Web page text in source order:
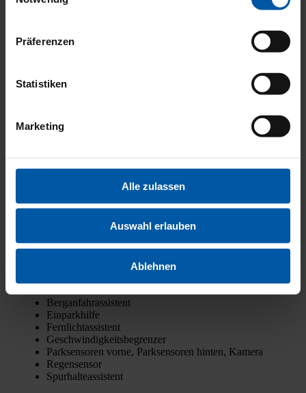
Präferenzen
Statistiken
Marketing
Alle zulassen
Auswahl erlauben
Ablehnen
Ambi­en­te-Beleuch­tung
Elektr. Fens­ter­he­ber
Leder­lenk­rad
Lor­do­sen­stüt­ze
Mul­ti­funk­ti­ons­lenk­rad
Rück­bank geteilt umleg­bar
Ser­vo­len­kung
Voll­di­gi­ta­les Kom­bi­in­stru­ment
Zen­tral­ver­rie­ge­lung
Berg­an­fahr­as­sis­tent
Ein­park­hil­fe
Fern­licht­as­sis­tent
Geschwin­dig­keits­be­gren­zer
Park­sen­so­ren vor­ne, Park­sen­so­ren hin­ten, Kame­ra
Regen­sen­sor
Spur­hal­te­as­sis­tent